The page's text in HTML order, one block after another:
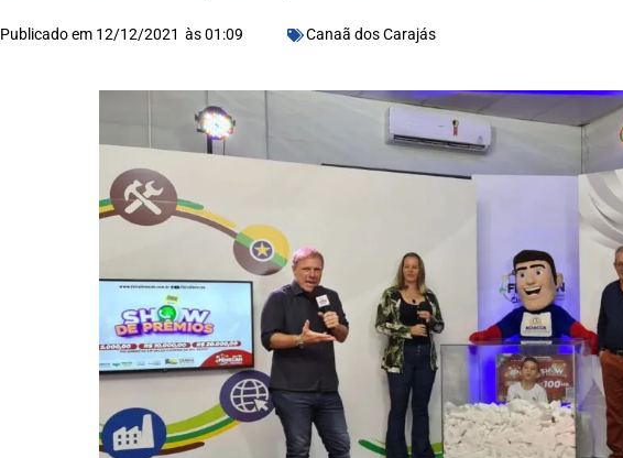
Publicado em 12/12/2021 às01:09 Canaã dos Carajás